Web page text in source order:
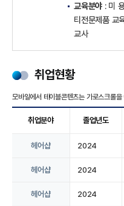
교육분야 : 미
티전문제품 교
교사
취업현황
취업분야 졸업년도
헤어샵 2024
헤어샵 2024
헤어샵 2024